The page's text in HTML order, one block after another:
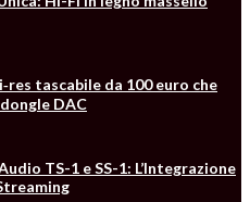
tascabile da 100 euro che
DAC
TS-1 e SS-1: L’Integrazione